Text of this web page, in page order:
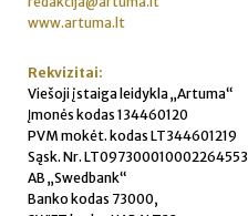
www.artuma.lt
Rekvizitai:
Viešoji įstaiga leidykla „Artuma“
Įmonės kodas 134460120
PVM mokėt. kodas LT344601219
Sąsk. Nr. LT097300010002264553
AB „Swedbank“
Banko kodas 73000,